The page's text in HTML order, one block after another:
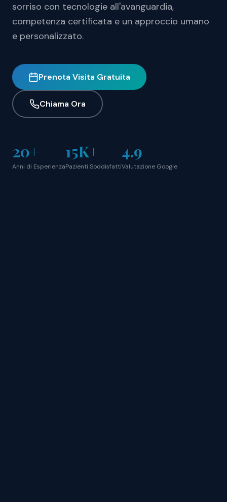
sorriso con tecnologie all'avanguardia,
competenza certificata e un approccio umano
e personalizzato.
Prenota Visita Gratuita
Chiama Ora
20+
Anni di Esperienza
15K+
Pazienti Soddisfatti
4.9
Valutazione Google